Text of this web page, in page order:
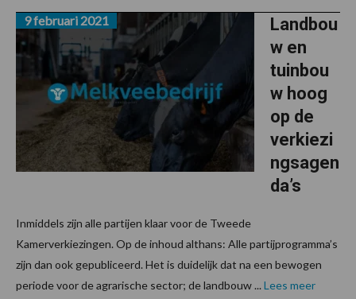
Landbou
w en
tuinbou
w hoog
op de
verkiezi
ngsagen
da’s
9 februari 2021
Inmiddels zijn alle partijen klaar voor de Tweede
Kamerverkiezingen. Op de inhoud althans: Alle partijprogramma’s
zijn dan ook gepubliceerd. Het is duidelijk dat na een bewogen
periode voor de agrarische sector; de landbouw ... Lees meer